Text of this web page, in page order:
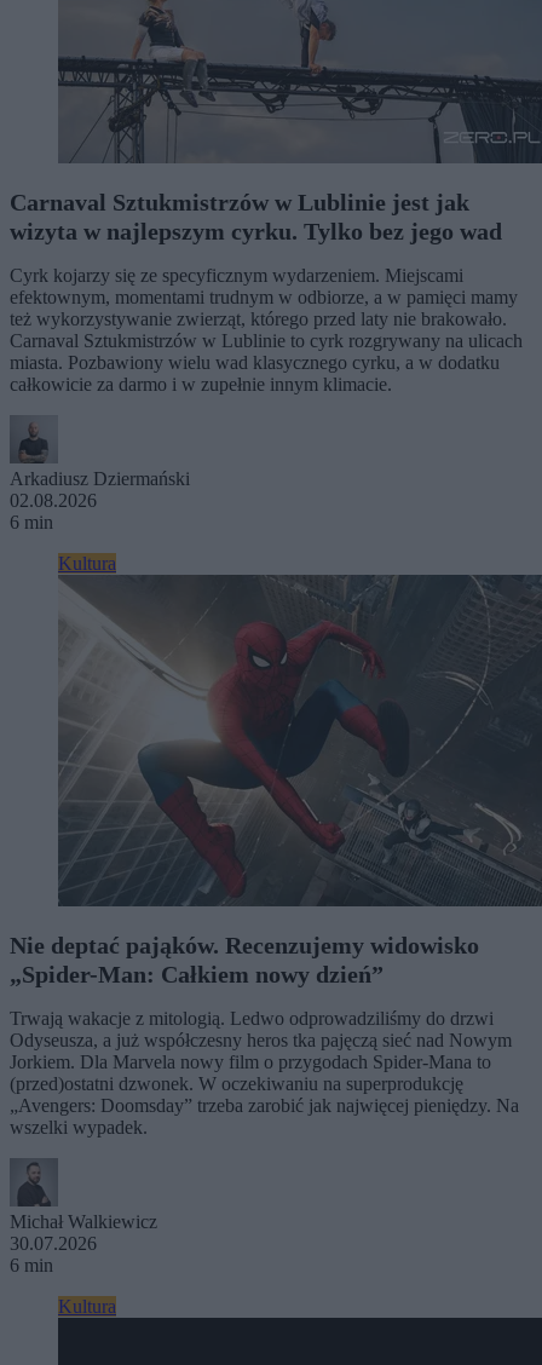
Carnaval Sztukmistrzów w Lublinie jest jak
wizyta w najlepszym cyrku. Tylko bez jego wad
Cyrk kojarzy się ze specyficznym wydarzeniem. Miejscami
efektownym, momentami trudnym w odbiorze, a w pamięci mamy
też wykorzystywanie zwierząt, którego przed laty nie brakowało.
Carnaval Sztukmistrzów w Lublinie to cyrk rozgrywany na ulicach
miasta. Pozbawiony wielu wad klasycznego cyrku, a w dodatku
całkowicie za darmo i w zupełnie innym klimacie.
Arkadiusz Dziermański
02.08.2026
6 min
Kultura
Nie deptać pająków. Recenzujemy widowisko
„Spider-Man: Całkiem nowy dzień”
Trwają wakacje z mitologią. Ledwo odprowadziliśmy do drzwi
Odyseusza, a już współczesny heros tka pajęczą sieć nad Nowym
Jorkiem. Dla Marvela nowy film o przygodach Spider-Mana to
(przed)ostatni dzwonek. W oczekiwaniu na superprodukcję
„Avengers: Doomsday” trzeba zarobić jak najwięcej pieniędzy. Na
wszelki wypadek.
Michał Walkiewicz
30.07.2026
6 min
Kultura